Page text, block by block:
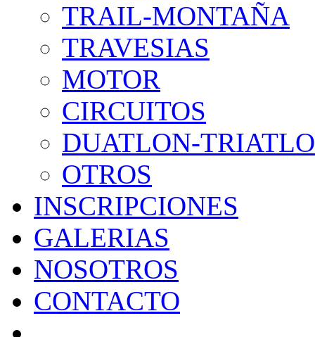
TRAIL-MONTAÑA
TRAVESIAS
MOTOR
CIRCUITOS
DUATLON-
OTROS
INSCRIPCIONES
GALERIAS
NOSOTROS
CONTACTO